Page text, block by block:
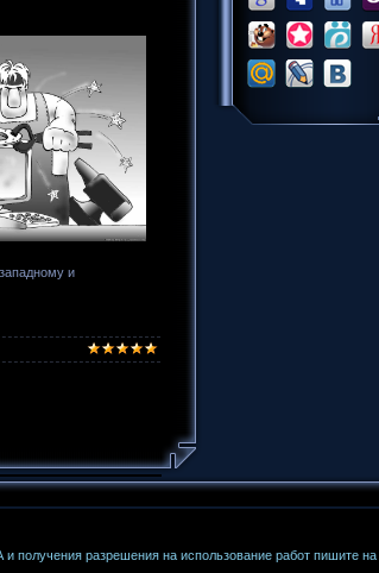
и
разрешения на использование работ пишите на